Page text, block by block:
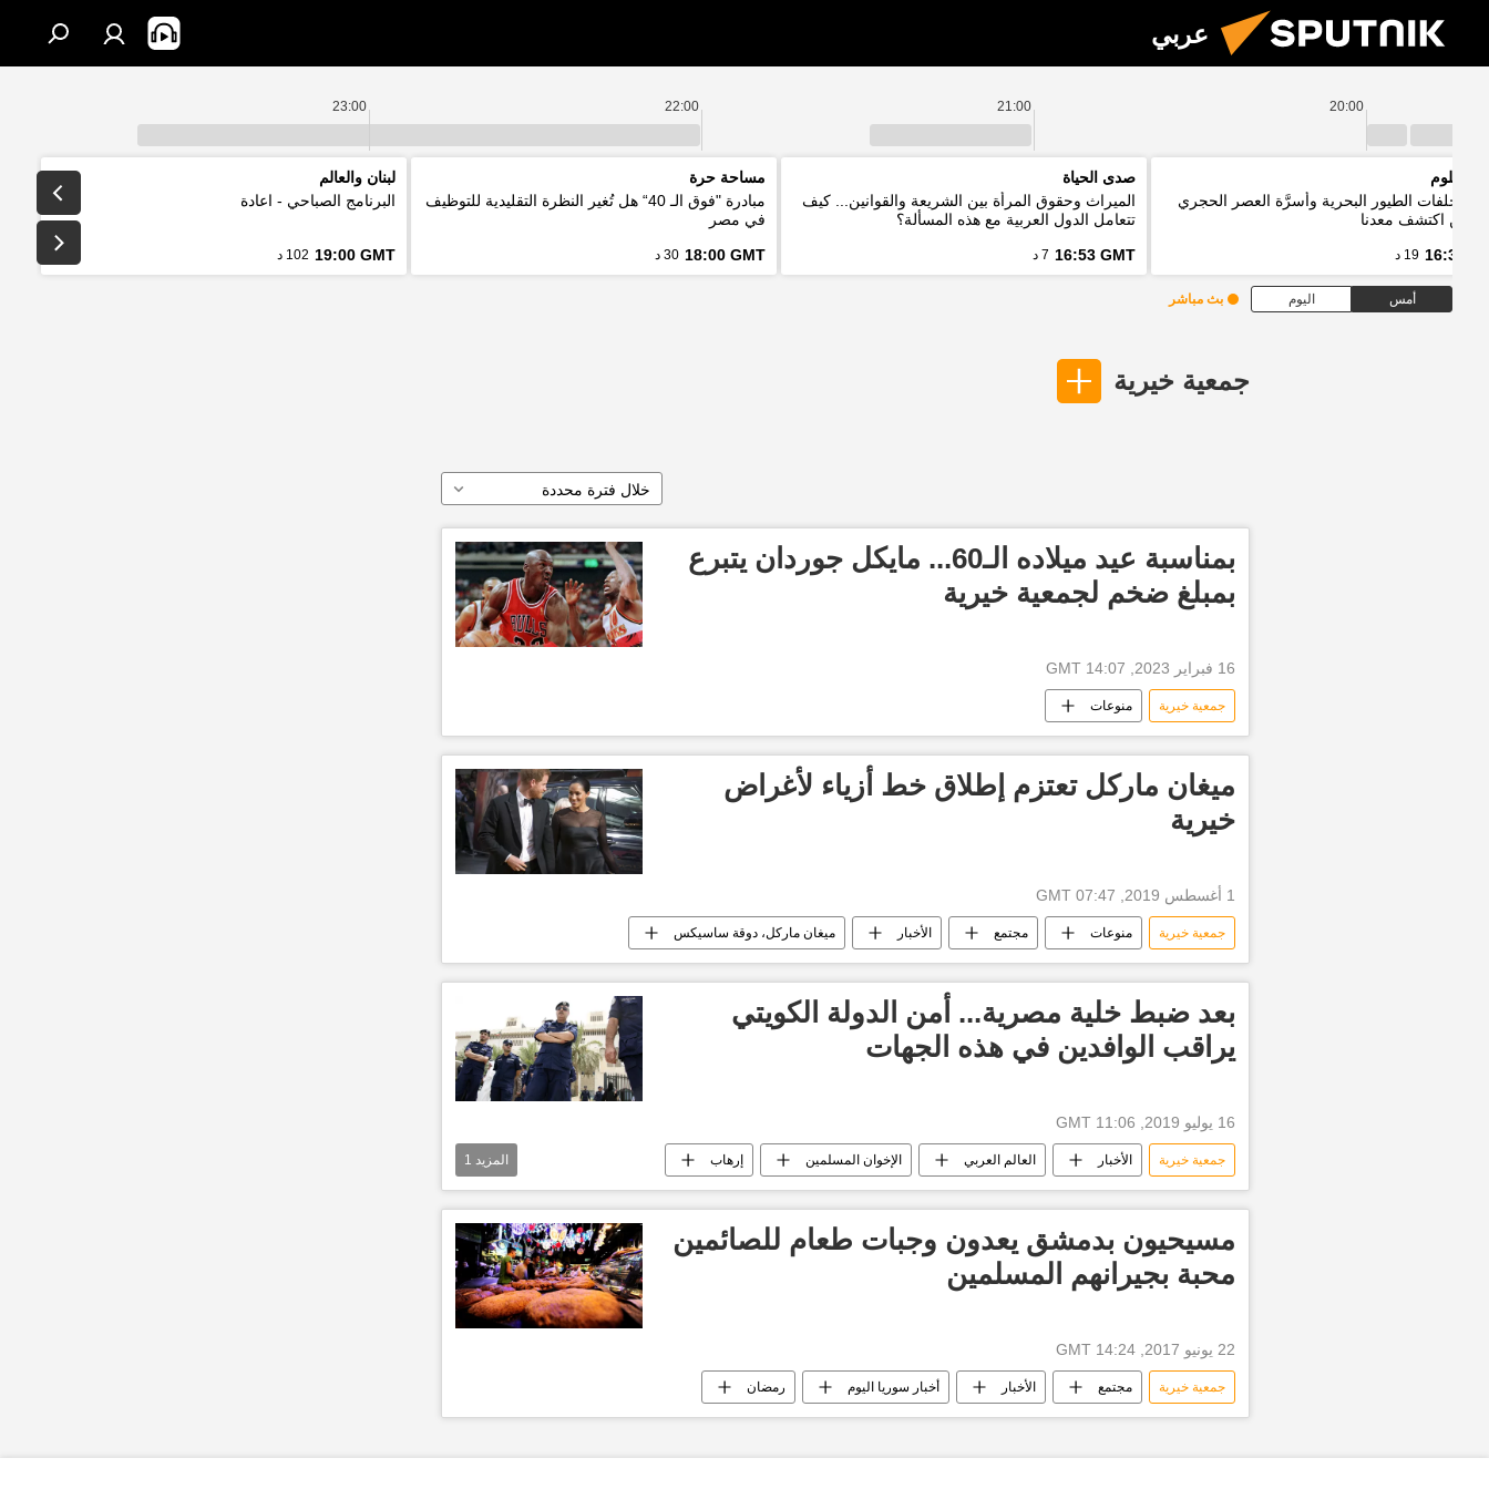
عربي
20:00
21:00
22:00
23:00
العلوم
مخلفات الطيور البحرية وأسرَّة العصر الحجري
من اكتشف معدنا
16:33 19 د
صدى الحياة
الميراث وحقوق المرأة بين الشريعة والقوانين... كيف
تتعامل الدول العربية مع هذه المسألة؟
16:53 GMT 7 د
مساحة حرة
مبادرة "فوق الـ 40“ هل تُغير النظرة التقليدية للتوظيف
في مصر
18:00 GMT 30 د
لبنان والعالم
البرنامج الصباحي - اعادة
19:00 GMT 102 د
أمس اليوم بث مباشر
جمعية خيرية
خلال فترة محددة
بمناسبة عيد ميلاده الـ60... مايكل جوردان يتبرع
بمبلغ ضخم لجمعية خيرية
16 فبراير 2023, 14:07 GMT
جمعية خيرية منوعات
ميغان ماركل تعتزم إطلاق خط أزياء لأغراض
خيرية
1 أغسطس 2019, 07:47 GMT
جمعية خيرية منوعات مجتمع الأخبار ميغان ماركل، دوقة ساسيكس
بعد ضبط خلية مصرية... أمن الدولة الكويتي
يراقب الوافدين في هذه الجهات
16 يوليو 2019, 11:06 GMT
جمعية خيرية الأخبار العالم العربي الإخوان المسلمين إرهاب
أخبار الكويت اليوم
المزيد 1
مسيحيون بدمشق يعدون وجبات طعام للصائمين
محبة بجيرانهم المسلمين
22 يونيو 2017, 14:24 GMT
جمعية خيرية مجتمع الأخبار أخبار سوريا اليوم رمضان